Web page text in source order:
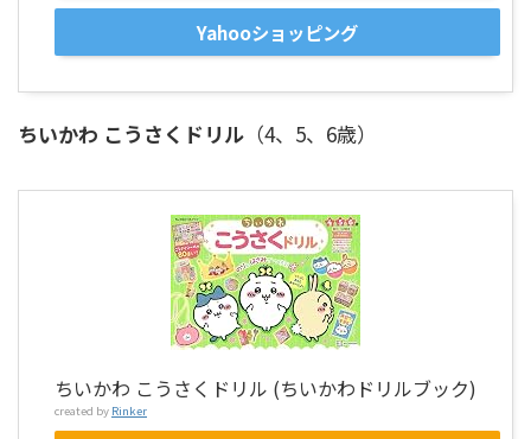
Yahooショッピング
ちいかわ こうさくドリル （4、5、6歳）
ちいかわ こうさくドリル (ちいかわドリルブック)
created by Rinker